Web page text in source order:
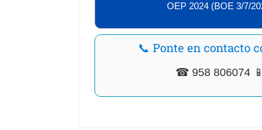
OEP 2024 (BOE 3/7/
📞 Ponte en contacto
☎ 958 806074